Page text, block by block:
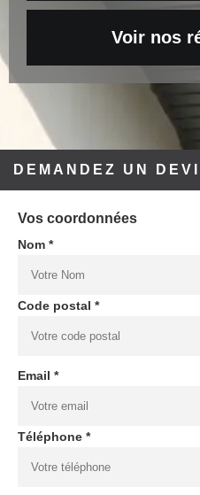
Voir nos
DEMANDEZ UN
Vos coordonnées
Nom *
Code postal *
Email *
Téléphone *